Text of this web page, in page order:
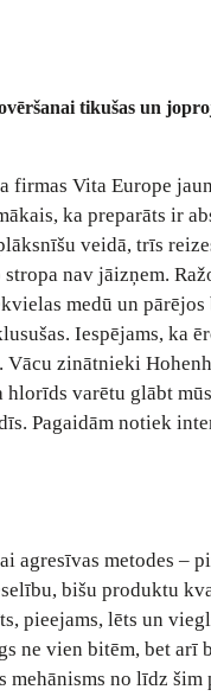
tikušas un
firmas Vita Europe
ka preparāts ir
veidā, trīs
nav jāizņem.
medū un
Iespējams, ka
zinātnieki
varētu glābt
Pagaidām notiek
agresīvas metodes –
bišu produktu
pieejams, lēts un
ne vien bitēm, bet
no līdz